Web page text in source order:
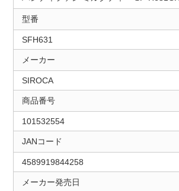
型番
SFH631
メーカー
SIROCA
商品番号
101532554
JANコード
4589919844258
メーカー発売日